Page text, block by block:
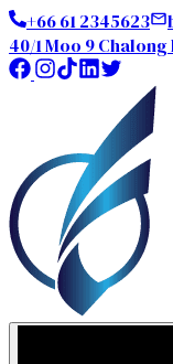
+66 61 2345623
40/1 Moo 9 Chalong